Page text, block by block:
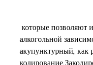
алкогольной
акупунктурный, как